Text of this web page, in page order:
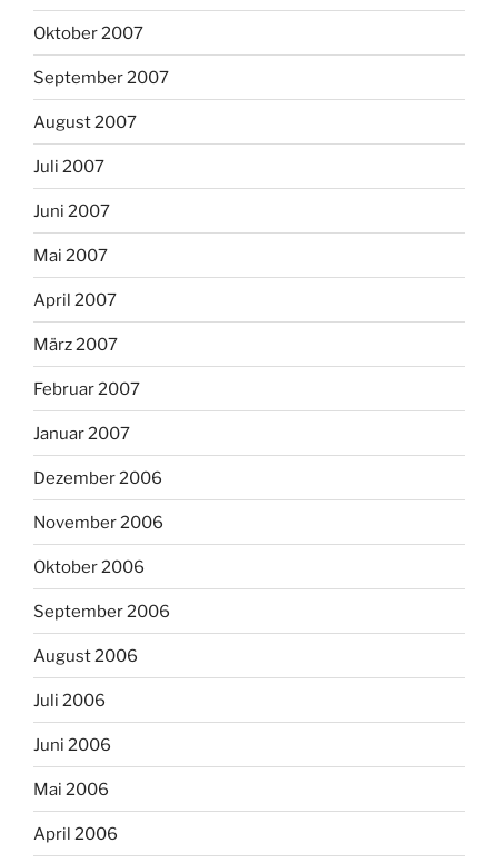
Oktober 2007
September 2007
August 2007
Juli 2007
Juni 2007
Mai 2007
April 2007
März 2007
Februar 2007
Januar 2007
Dezember 2006
November 2006
Oktober 2006
September 2006
August 2006
Juli 2006
Juni 2006
Mai 2006
April 2006